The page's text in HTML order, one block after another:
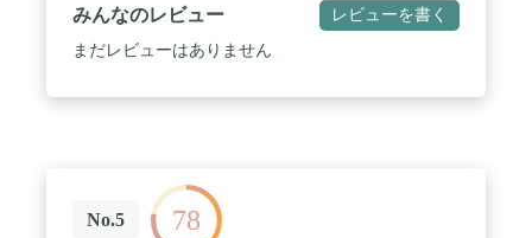
みんなのレビュー レビューを書く
まだレビューはありません
No.5 78